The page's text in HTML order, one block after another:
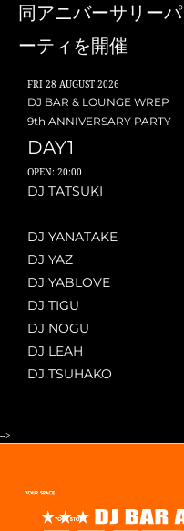
同アニバーサリーパ
ーティを開催
FRI 28 AUGUST 2026
DJ BAR & LOUNGE WREP
9th ANNIVERSARY PARTY
DAY1
OPEN: 20:00
DJ TATSUKI
DJ YANATAKE
DJ YAZ
DJ YABLOVE
DJ TIGU
DJ NOGU
DJ LEAH
DJ TSUHAKO
-->